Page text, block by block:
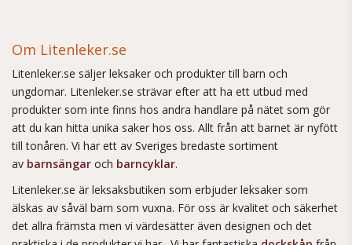
Om Litenleker.se
Litenleker.se säljer leksaker och produkter till barn och
ungdomar. Litenleker.se strävar efter att ha ett utbud med
produkter som inte finns hos andra handlare på nätet som gör
att du kan hitta unika saker hos oss. Allt från att barnet är nyfött
till tonåren. Vi har ett av Sveriges bredaste sortiment
av barnsängar och barncyklar.
Litenleker.se är leksaksbutiken som erbjuder leksaker som
älskas av såväl barn som vuxna. För oss är kvalitet och säkerhet
det allra främsta men vi värdesätter även designen och det